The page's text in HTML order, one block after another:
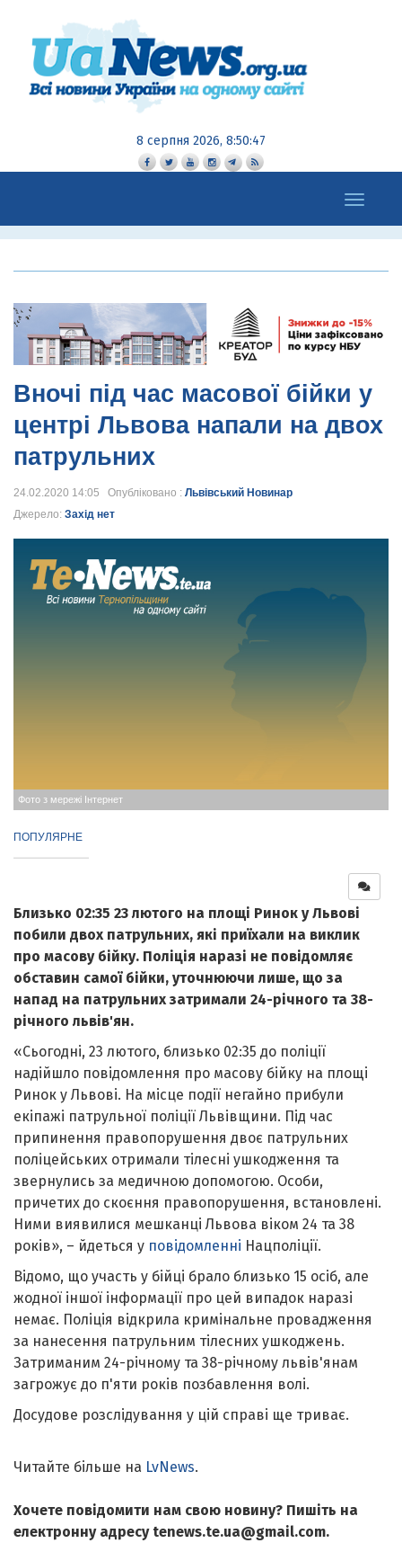
8 серпня 2026, 8:50:48
Toggle
navigation
Вночі під час масової бійки у
центрі Львова напали на двох
патрульних
24.02.2020 14:05 Опубліковано : Львівський Новинар
Джерело: Захід нет
Фото з мережі Інтернет
ПОПУЛЯРНЕ
Близько 02:35 23 лютого на площі Ринок у Львові
побили двох патрульних, які приїхали на виклик
про масову бійку. Поліція наразі не повідомляє
обставин самої бійки, уточнюючи лише, що за
напад на патрульних затримали 24-річного та 38-
річного львів'ян.
«Сьогодні, 23 лютого, близько 02:35 до поліції
надійшло повідомлення про масову бійку на площі
Ринок у Львові. На місце події негайно прибули
екіпажі патрульної поліції Львівщини. Під час
припинення правопорушення двоє патрульних
поліцейських отримали тілесні ушкодження та
звернулись за медичною допомогою. Особи,
причетих до скоєння правопорушення, встановлені.
Ними виявилися мешканці Львова віком 24 та 38
років», – йдеться у повідомленні Нацполіції.
Відомо, що участь у бійці брало близько 15 осіб, але
жодної іншої інформації про цей випадок наразі
немає. Поліція відкрила кримінальне провадження
за нанесення патрульним тілесних ушкоджень.
Затриманим 24-річному та 38-річному львів'янам
загрожує до п'яти років позбавлення волі.
Досудове розслідування у цій справі ще триває.
Читайте більше на LvNews.
Хочете повідомити нам свою новину? Пишіть на
електронну адресу tenews.te.ua@gmail.com.